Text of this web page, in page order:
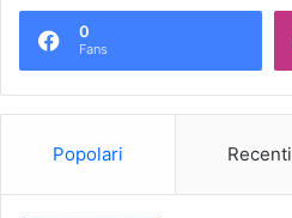
0
Fans
Popolari Recenti